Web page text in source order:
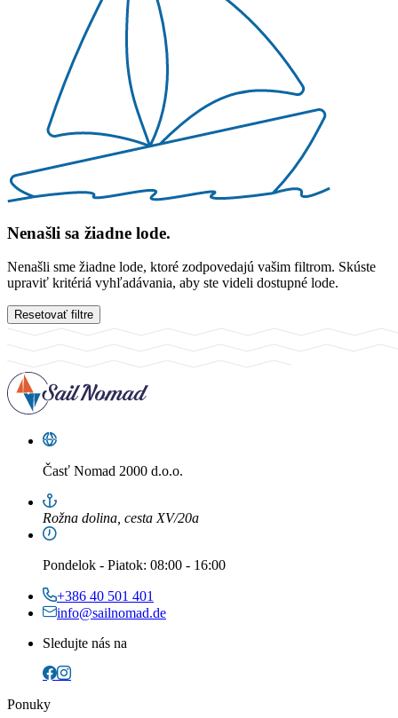
Nenašli sa žiadne lode.
Nenašli sme žiadne lode, ktoré zodpovedajú vašim filtrom. Skúste
upraviť kritériá vyhľadávania, aby ste videli dostupné lode.
Resetovať filtre
Časť Nomad 2000 d.o.o.
Rožna dolina, cesta XV/20a
Pondelok - Piatok: 08:00 - 16:00
+386 40 501 401
info@sailnomad.de
Sledujte nás na
Ponuky